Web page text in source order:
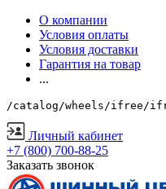
О компании
Условия оплаты
Условия доставки
Гарантия на товар
...
/catalog/wheels/ifree/
Личный кабинет
+7 (800) 700-88-25
Заказать звонок